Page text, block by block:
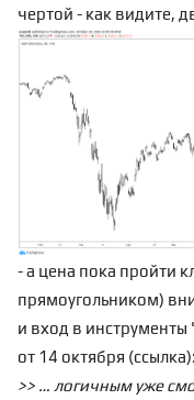
чертой - как видите,
- а цена пока пройти
прямоугольником)
и вход в инструменты
от 14 октября (ссылка):
>> … логичным уже